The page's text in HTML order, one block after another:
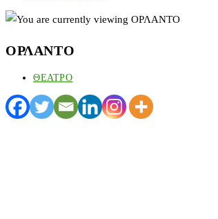
ΟΡΛΑΝΤΟ
ΘΕΑΤΡΟ